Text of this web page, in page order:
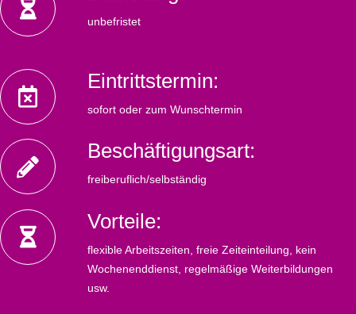
unbefristet
Eintrittstermin:
sofort oder zum Wunschtermin
Beschäftigungsart:
freiberuflich/selbständig
Vorteile:
flexible Arbeitszeiten, freie Zeiteinteilung, kein
Wochenenddienst, regelmäßige Weiterbildungen
usw.